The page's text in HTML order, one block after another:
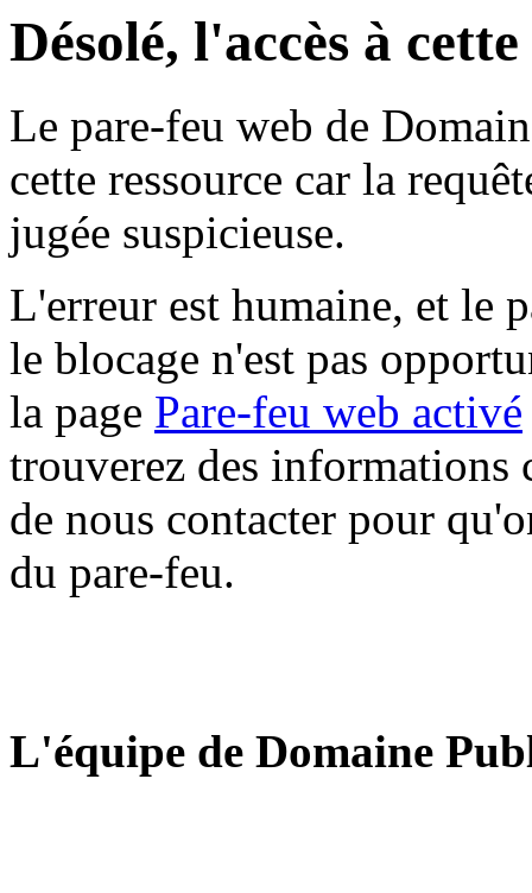
Désolé, l'accès à
Le pare-feu web de
cette ressource car la
jugée suspicieuse.
L'erreur est humaine, et le
le blocage n'est pas
la page Pare-feu web activé
trouverez des informations
de nous contacter pour
du pare-feu.
L'équipe de Domaine